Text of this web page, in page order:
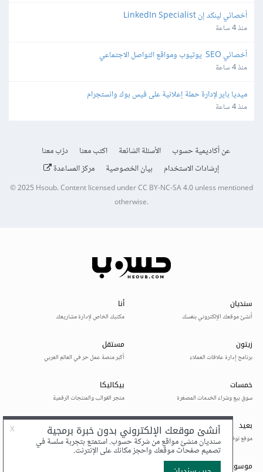
أخصائي لينكد إن LinkedIn Specialist
منذ 4 ساعة
أخصائي SEO  يوتيوب ومواقع التواصل الاجتماعي
منذ 4 ساعة
ميديا باير لإدارة حملة إعلانية على فيس بوك وانستجرام
منذ 4 ساعة
عن أكاديمية حسوب الأسئلة الشائعة اكتب معنا
درّب معنا
إرشادات الاستخدام
بيان الخصوصية مركز المساعدة
© 2025 Hsoub.Content licensed underCC BY-NC-SA 4.0unless mentioned
otherwise.